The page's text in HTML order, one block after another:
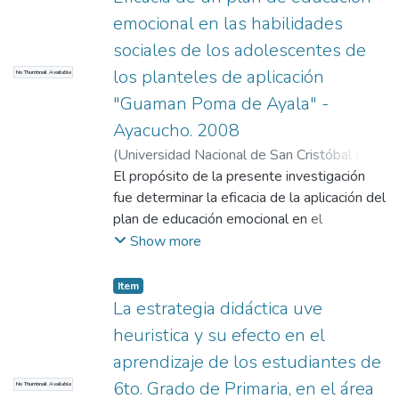
generar programas educativos que permitan
incrementar la cobertura de donantes
potenciales. Para tal propósito, se planteó
un nivel de investigación explicativo con
diseño cuasi experimental. El área de
estudio fue la comunidad de Santa Elena. La
muestra estuvo confirmada por 96 adultos,
distribuidos en dos grupos muestrales:
control (48) y experimental (48). La técnica
de recolección de datos fue la entrevista.
No Thumbnail Available
emocional en las habilidades
sociales de los adolescentes de
los planteles de aplicación
"Guaman Poma de Ayala" -
Ayacucho. 2008
(Universidad Nacional de San Cristóbal de
Huamanga,2009)Loayza Gómez, Urcina
Molina Richter, Marcial
El propósito de la presente investigación
fue determinar la eficacia de la aplicación del
plan de educación emocional en el
incremento de habilidades sociales de los
Aplicación "Guamán Poma de Ayala". El tipo
de investigación es explicativo. El diseño de
investigación es cuasi - experimental. La
muestra fue de 60 adolescentes de 15
años matriculados en el cuarto año de
educación secundaria de los Planteles de
Show more
No Thumbnail Available
Item
La estrategia didáctica uve
heuristica y su efecto en el
aprendizaje de los estudiantes de
6to. Grado de Primaria, en el área